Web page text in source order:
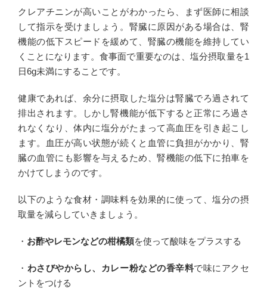
クレアチニンが高いことがわかったら、まず医師に相談
して指示を受けましょう。腎臓に原因がある場合は、腎
機能の低下スピードを緩めて、腎臓の機能を維持してい
くことになります。食事面で重要なのは、塩分摂取量を1
日6g未満にすることです。
健康であれば、余分に摂取した塩分は腎臓でろ過されて
排出されます。しかし腎機能が低下すると正常にろ過さ
れなくなり、体内に塩分がたまって高血圧を引き起こし
ます。血圧が高い状態が続くと血管に負担がかかり、腎
臓の血管にも影響を与えるため、腎機能の低下に拍車を
かけてしまうのです。
以下のような食材・調味料を効果的に使って、塩分の摂
取量を減らしていきましょう。
・ お酢やレモンなどの柑橘類を使って酸味をプラスする
・ わさびやからし、カレー粉などの香辛料で味にアクセ
ントをつける